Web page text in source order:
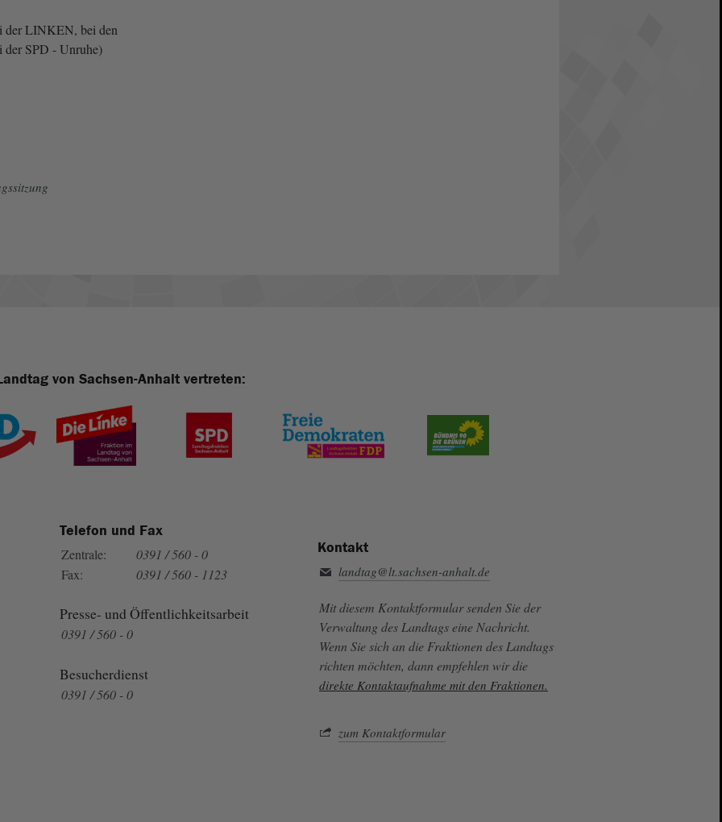
der LINKEN, bei den
SPD - Unruhe)
von Sachsen-Anhalt vertreten:
Telefon und Fax
Zentrale:
0391 / 560 - 0
Fax:
0391 / 560 - 1123
Presse- und Öffentlichkeitsarbeit
0391 / 560 - 0
Besucherdienst
0391 / 560 - 0
Kontakt
landtag@lt.sachsen-anhalt.de
Mit diesem Kontaktformular senden Sie der
Verwaltung des Landtags eine Nachricht.
Wenn Sie sich an die Fraktionen des Landtags
richten möchten, dann empfehlen wir die
direkte Kontaktaufnahme mit den Fraktionen.
zum Kontaktformular